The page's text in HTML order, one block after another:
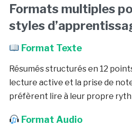
Formats multiples
styles
Format Texte
Résumés structurés en 12
lecture active et la prise de
préfèrent lire à leur propre
Format Audio